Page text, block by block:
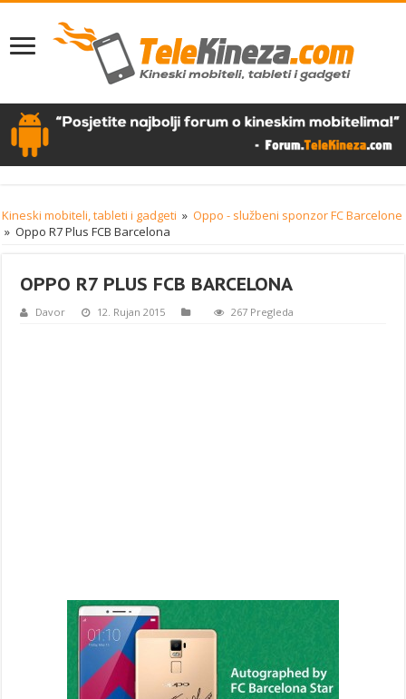
Kineski mobiteli, tableti i gadgeti » Oppo - službeni sponzor FC Barcelone
» Oppo R7 Plus FCB Barcelona
OPPO R7 PLUS FCB BARCELONA
Davor 12. Rujan 2015 267 Pregleda